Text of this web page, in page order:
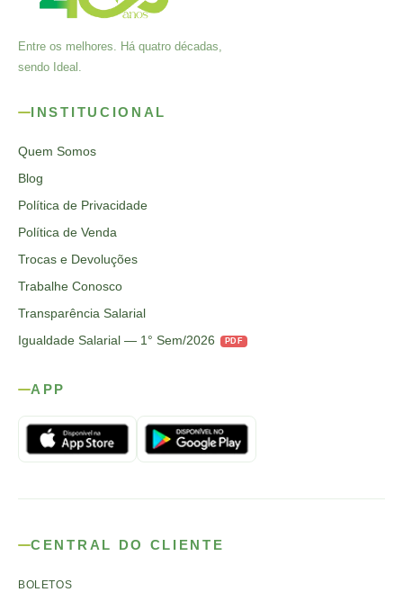
Entre os melhores. Há quatro décadas,
sendo Ideal.
INSTITUCIONAL
Quem Somos
Blog
Política de Privacidade
Política de Venda
Trocas e Devoluções
Trabalhe Conosco
Transparência Salarial
Igualdade Salarial — 1° Sem/2026
PDF
APP
CENTRAL DO CLIENTE
BOLETOS